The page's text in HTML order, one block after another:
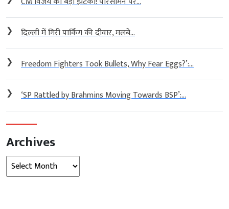
❯ दिल्ली में गिरी पार्किंग की दीवार, मलबे...
❯ Freedom Fighters Took Bullets, Why Fear Eggs?’:...
❯ ‘SP Rattled by Brahmins Moving Towards BSP’:...
Archives
Archives